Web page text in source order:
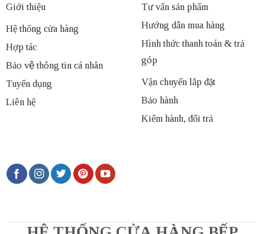
Giới thiệu
Hệ thống cửa hàng
Hợp tác
Bảo vệ thông tin cá nhân
Tuyển dụng
Liên hệ
Tư vấn sản phẩm
Hướng dẫn mua hàng
Hình thức thanh toán & trả
góp
Vận chuyển lắp đặt
Bảo hành
Kiểm hành, đổi trả